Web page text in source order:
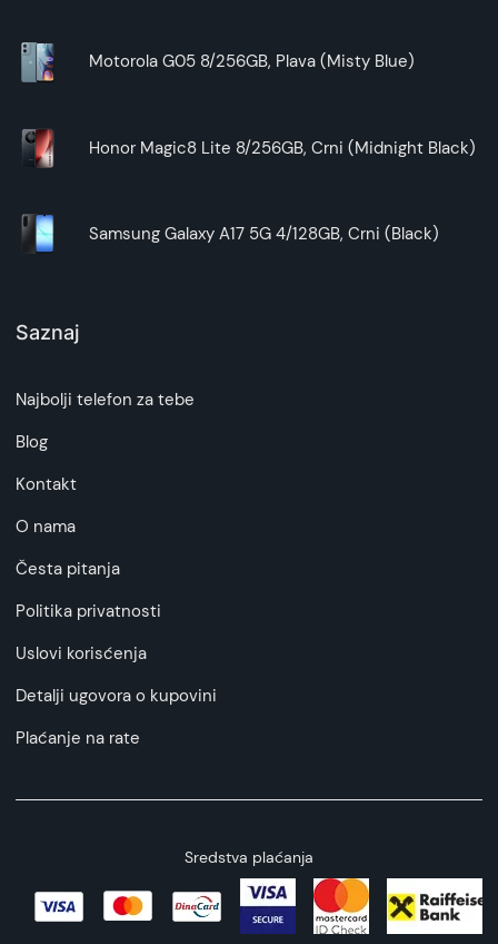
Motorola G05 8/256GB, Plava (Misty Blue)
Honor Magic8 Lite 8/256GB, Crni (Midnight Black)
Samsung Galaxy A17 5G 4/128GB, Crni (Black)
Saznaj
Najbolji telefon za tebe
Blog
Kontakt
O nama
Česta pitanja
Politika privatnosti
Uslovi korisćenja
Detalji ugovora o kupovini
Plaćanje na rate
Sredstva plaćanja